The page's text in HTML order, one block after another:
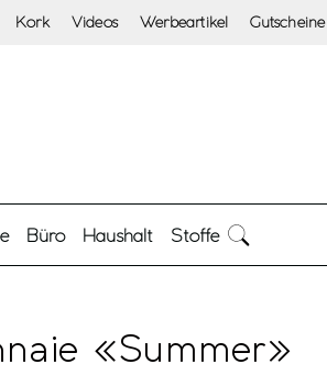
Kork Videos Werbeartikel Gutscheine
Büro Haushalt Stoffe
«Summer»